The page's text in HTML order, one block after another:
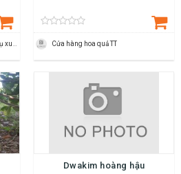
Cửa hàng hoa quả TT
Dwakim hoàng hậu